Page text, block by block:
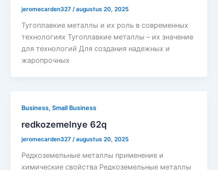
jeromecarden327/augustus 20, 2025
Тугоплавкие металлы и их роль в современных
технологиях Тугоплавкие металлы – их значение
для технологий Для создания надежных и
жаропрочных
Business, Small Business
redkozemelnye 62q
jeromecarden327/augustus 20, 2025
Редкоземельные металлы применение и
химические свойства Редкоземельные металлы